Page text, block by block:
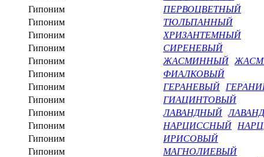
Гипоним
ПЕРВОЦВЕТНЫЙ
Гипоним
ТЮЛЬПАННЫЙ
Гипоним
ХРИЗАНТЕМНЫЙ
Гипоним
СИРЕНЕВЫЙ
Гипоним
ЖАСМИННЫЙ
Гипоним
ФИАЛКОВЫЙ
Гипоним
ГЕРАНЕВЫЙ
Гипоним
ГИАЦИНТОВЫЙ
Гипоним
ЛАВАНДНЫЙ
Гипоним
НАРЦИССНЫЙ
Гипоним
ИРИСОВЫЙ
Гипоним
МАГНОЛИЕВЫЙ